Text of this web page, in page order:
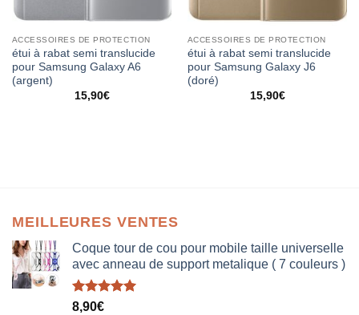
ACCESSOIRES DE PROTECTION
étui à rabat semi translucide
pour Samsung Galaxy A6
(argent)
15,90€
ACCESSOIRES DE PROTECTION
étui à rabat semi translucide
pour Samsung Galaxy J6
(doré)
15,90€
MEILLEURES VENTES
Coque tour de cou pour mobile taille universelle
avec anneau de support metalique ( 7 couleurs )
Note5.00
8,90€